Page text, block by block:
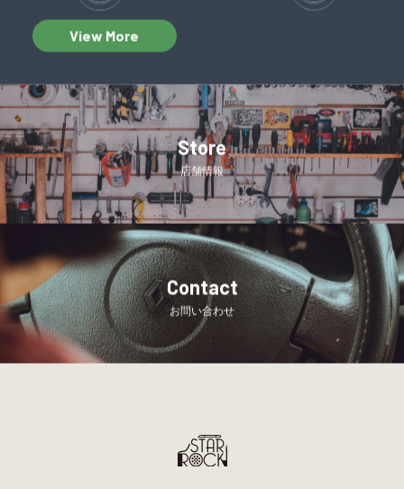
View More
Store
店舗情報
Contact
お問い合わせ